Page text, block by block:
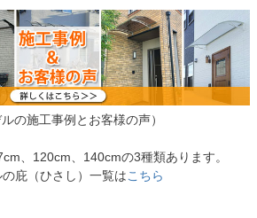
の施工事例とお客様の声）
、120cm、140cmの3種類あります。
の庇（ひさし）一覧はこちら